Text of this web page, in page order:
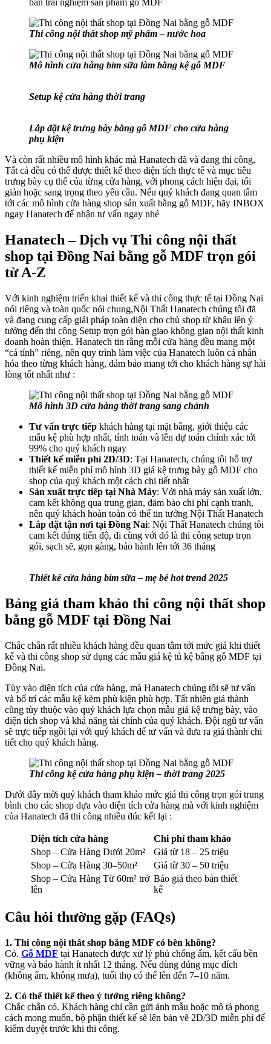
bàn trải nghiệm sản phẩm gỗ MDF
Thi công nội thất shop mỹ phẩm – nước hoa
Mô hình cửa hàng bỉm sữa làm bằng kệ gỗ MDF
Setup kệ cửa hàng thời trang
Lắp đặt kệ trưng bày bằng gỗ MDF cho cửa hàng
phụ kiện
Và còn rất nhiều mô hình khác mà Hanatech đã và đang thi công,
Tất cả đều có thể được thiết kế theo diện tích thực tế và mục tiêu
trưng bày cụ thể của từng cửa hàng, với phong cách hiện đại, tối
giản hoặc sang trọng theo yêu cầu. Nếu quý khách đang quan tâm
tới các mô hình cửa hàng shop sản xuất bằng gỗ MDF, hãy INBOX
ngay Hanatech để nhận tư vấn ngay nhé
Hanatech – Dịch vụ Thi công nội thất
shop tại Đồng Nai bằng gỗ MDF trọn gói
từ A-Z
Với kinh nghiệm triển khai thiết kế và thi công thực tế tại Đồng Nai
nói riêng và toàn quốc nói chung,Nội Thất Hanatech chúng tôi đã
và đang cung cấp giải pháp toàn diện cho chủ shop từ khâu lên ý
tưởng đến thi công Setup trọn gói bàn giao không gian nội thất kinh
doanh hoàn thiện. Hanatech tin rằng mỗi cửa hàng đều mang một
“cá tính” riêng, nên quy trình làm việc của Hanatech luôn cá nhân
hóa theo từng khách hàng, đảm bảo mang tới cho khách hàng sự hài
lòng tốt nhất như :
Mô hình 3D cửa hàng thời trang sang chảnh
Tư vấn trực tiếp khách hàng tại mặt bằng, giới thiệu các
mẫu kệ phù hợp nhất, tính toán và lên dự toán chính xác tới
99% cho quý khách ngay
Thiết kế miễn phí 2D/3D: Tại Hanatech, chúng tôi hỗ trợ
thiết kế miễn phí mô hình 3D giá kệ trưng bày gỗ MDF cho
shop của quý khách một cách chi tiết nhất
Sản xuất trực tiếp tại Nhà Máy: Với nhà máy sản xuất lớn,
cam kết không qua trung gian, đảm bảo chi phí cạnh tranh,
nên quý khách hoàn toàn có thể tin tưởng Nội Thất Hanatech
Lắp đặt tận nơi tại Đồng Nai: Nội Thất Hanatech chúng tôi
cam kết đúng tiến độ, đi cùng với đó là thi công setup trọn
gói, sạch sẽ, gọn gàng, bảo hành lên tới 36 tháng
Thiết kế cửa hàng bỉm sữa – mẹ bé hot trend 2025
Bảng giá tham khảo thi công nội thất shop
bằng gỗ MDF tại Đồng Nai
Chắc chắn rất nhiều khách hàng đều quan tâm tới mức giá khi thiết
kế và thi công shop sử dụng các mẫu giá kệ tủ kệ bằng gỗ MDF tại
Đồng Nai.
Tùy vào diện tích của cửa hàng, mà Hanatech chúng tôi sẽ tư vấn
và bố trí các mẫu kệ kèm phù kiện phù hợp. Tất nhiên giá thành
cũng tùy thuộc vào quý khách lựa chọn mẫu giá kệ trưng bày, vào
diện tích shop và khả năng tài chính của quý khách. Đội ngũ tư vấn
sẽ trực tiếp ngồi lại với quý khách để tư vấn và đưa ra giá thành chi
tiết cho quý khách hàng.
Thi công kệ cửa hàng phụ kiện – thời trang 2025
Dưới đây mời quý khách tham khảo mức giá thi công trọn gói trung
bình cho các shop dựa vào diện tích cửa hàng mà với kinh nghiệm
của Hanatech đã thi công nhiều đúc kết lại :
Diện tích cửa hàng
Chi phí tham khảo
Shop – Cửa Hàng Dưới 20m²
Giá từ 18 – 25 triệu
Shop – Cửa Hàng 30–50m²
Giá từ 30 – 50 triệu
Shop – Cửa Hàng Từ 60m² trở
lên
Báo giá theo bản thiết
kế
Câu hỏi thường gặp (FAQs)
1. Thi công nội thất shop bằng MDF có bền không?
Có. Gỗ MDF tại Hanatech được xử lý phủ chống ẩm, kết cấu bền
vững và bảo hành ít nhất 12 tháng. Nếu dùng đúng mục đích
(không ẩm, không mưa), tuổi thọ có thể lên đến 7–10 năm.
2. Có thể thiết kế theo ý tưởng riêng không?
Chắc chắn có. Khách hàng chỉ cần gửi ảnh mẫu hoặc mô tả phong
cách mong muốn, bộ phận thiết kế sẽ lên bản vẽ 2D/3D miễn phí để
kiểm duyệt trước khi thi công.